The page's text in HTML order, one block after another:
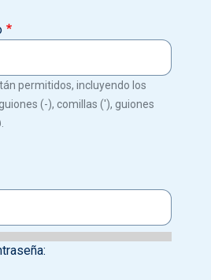
permitidos, incluyendo los
(-), comillas ('), guiones